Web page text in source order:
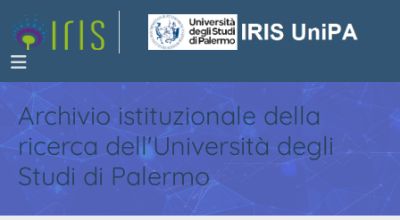
Archivio istituzionale della
ricerca dell'Università degli
Studi di Palermo